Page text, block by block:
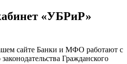
«УБРиР»
сайте Банки и МФО работают с
Гражданского